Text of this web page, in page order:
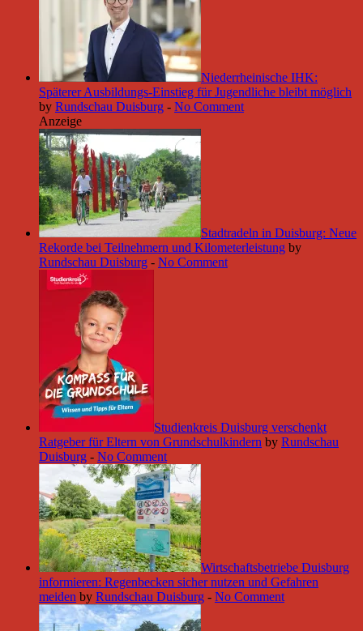
Niederrheinische IHK:
Späterer Ausbildungs-Einstieg für Jugendliche bleibt möglich
by Rundschau Duisburg - No Comment
Anzeige
Stadtradeln in Duisburg: Neue
Rekorde bei Teilnehmern und Kilometerleistung by
Rundschau Duisburg - No Comment
Studienkreis Duisburg verschenkt
Ratgeber für Eltern von Grundschulkindern by Rundschau
Duisburg - No Comment
Wirtschaftsbetriebe Duisburg
informieren: Regenbecken sicher nutzen und Gefahren
meiden by Rundschau Duisburg - No Comment